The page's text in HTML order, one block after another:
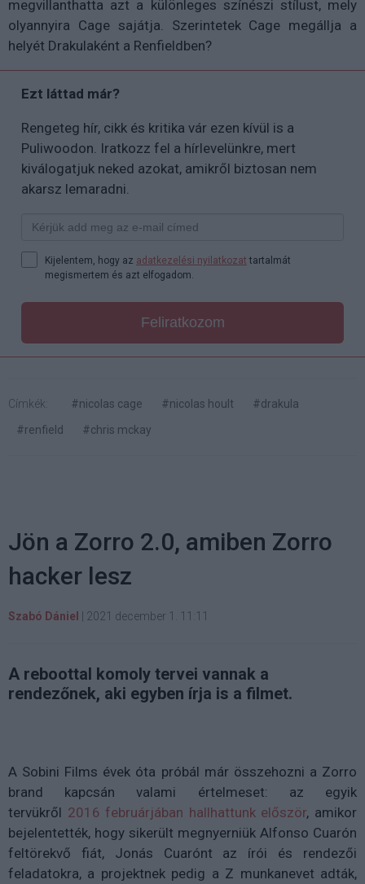
megvillanthatta azt a különleges színészi stílust, mely
olyannyira Cage sajátja. Szerintetek Cage megállja a
helyét Drakulaként a Renfieldben?
Ezt láttad már?
Rengeteg hír, cikk és kritika vár ezen kívül is a
Puliwoodon. Iratkozz fel a hírlevelünkre, mert
kiválogatjuk neked azokat, amikről biztosan nem
akarsz lemaradni.
Kijelentem, hogy az adatkezelési nyilatkozat tartalmát
megismertem és azt elfogadom.
Feliratkozom
Címkék: #nicolas cage #nicolas hoult
#drakula
#renfield
#chris mckay
Jön a Zorro 2.0, amiben Zorro
hacker lesz
Szabó Dániel | 2021 december 1. 11:11
A reboottal komoly tervei vannak a
rendezőnek, aki egyben írja is a filmet.
A Sobini Films évek óta próbál már összehozni a Zorro
brand kapcsán valami értelmeset: az egyik
tervükről 2016 februárjában hallhattunk először, amikor
bejelentették, hogy sikerült megnyerniük Alfonso Cuarón
feltörekvő fiát, Jonás Cuarónt az írói és rendezői
feladatokra, a projektnek pedig a Z munkanevet adták,